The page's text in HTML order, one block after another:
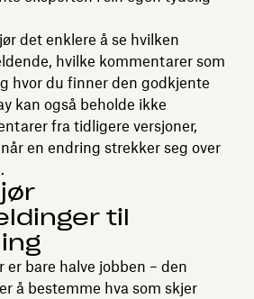
det enklere å se hvilken
hvilke kommentarer som
hvor du finner den godkjente
kan også beholde ikke
fra tidligere versjoner,
en endring strekker seg over
til
bare halve jobben – den
å bestemme hva som skjer